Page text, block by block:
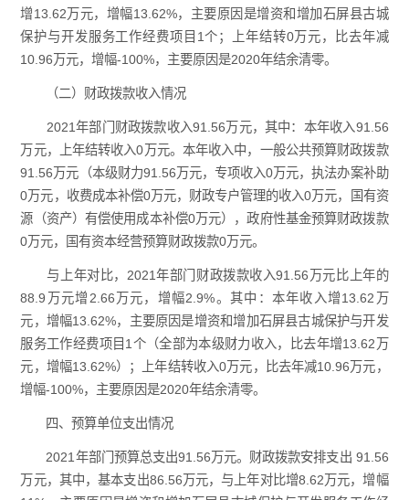
增13.62万元，增幅13.62%，主要原因是增资和增加石屏县古城
保护与开发服务工作经费项目1个；上年结转0万元，比去年减
10.96万元，增幅-100%，主要原因是2020年结余清零。
（二）财政拨款收入情况
2021年部门财政拨款收入91.56万元，其中：本年收入91.56
万元，上年结转收入0万元。本年收入中，一般公共预算财政拨款
91.56万元（本级财力91.56万元，专项收入0万元，执法办案补助
0万元，收费成本补偿0万元，财政专户管理的收入0万元，国有资
源（资产）有偿使用成本补偿0万元），政府性基金预算财政拨款
0万元，国有资本经营预算财政拨款0万元。
与上年对比，2021年部门财政拨款收入91.56万元比上年的
88.9万元增2.66万元，增幅2.9%。其中：本年收入增13.62万
元，增幅13.62%，主要原因是增资和增加石屏县古城保护与开发
服务工作经费项目1个（全部为本级财力收入，比去年增13.62万
元，增幅13.62%）；上年结转收入0万元，比去年减10.96万元，
增幅-100%，主要原因是2020年结余清零。
四、预算单位支出情况
2021年部门预算总支出91.56万元。财政拨款安排支出 91.56
万元，其中，基本支出86.56万元，与上年对比增8.62万元，增幅